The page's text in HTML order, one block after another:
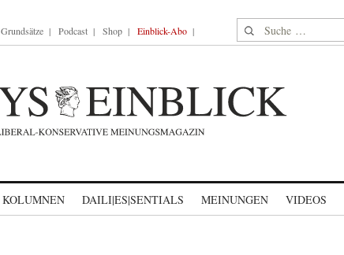
Grundsätze Podcast Shop Einblick-Abo Suche nach:
KOLUMNEN DAILI|ES|SENTIALS MEINUNGEN VIDEOS